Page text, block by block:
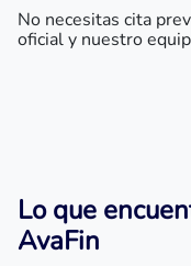
No necesitas cita
oficial y nuestro
Lo que
AvaFin